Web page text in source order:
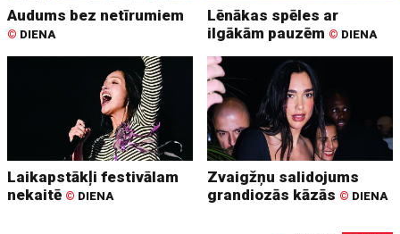
Audums bez netīrumiem
© DIENA
Lēnākas spēles ar
ilgākām pauzēm © DIENA
Laikapstākļi festivālam
nekaitē © DIENA
Zvaigžņu salidojums
grandiozās kāzās © DIENA